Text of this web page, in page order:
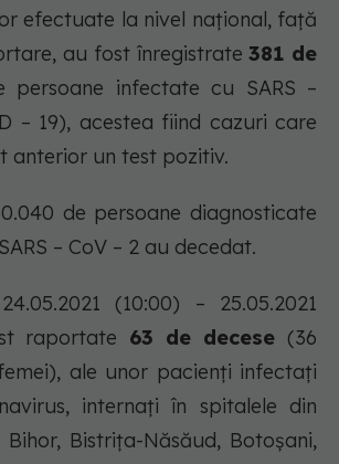
efectuate la nivel național, față
au fost înregistrate381 de
persoane infectate cu SARS –
– 19), acestea fiind cazuri care
anterior un test pozitiv.
de persoane diagnosticate
– CoV – 2 au decedat.
(10:00) – 25.05.2021
raportate 63 de decese (36
ale unor pacienți infectați
internați în spitalele din
Bistrița-Năsăud, Botoșani,